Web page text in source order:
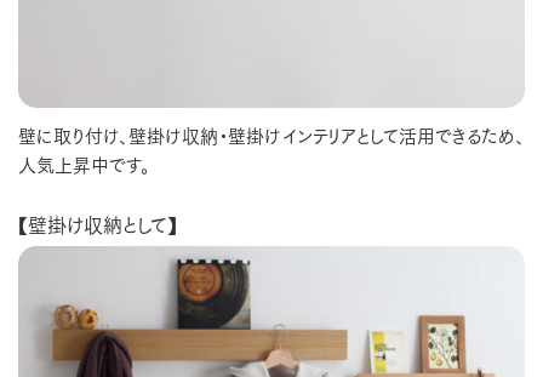
壁に取り付け、壁掛け収納・壁掛けインテリアとして活用できるため、
人気上昇中です。
【壁掛け収納として】